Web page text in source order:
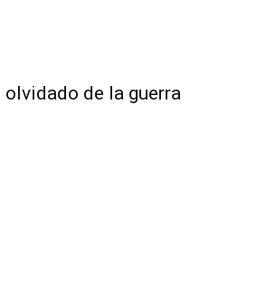
olvidado de la guerra